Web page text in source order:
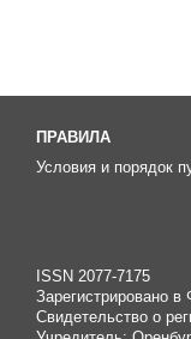
ПРАВИЛА
Условия и порядок
ISSN 2077-7175
Зарегистрировано
Свидетельство о